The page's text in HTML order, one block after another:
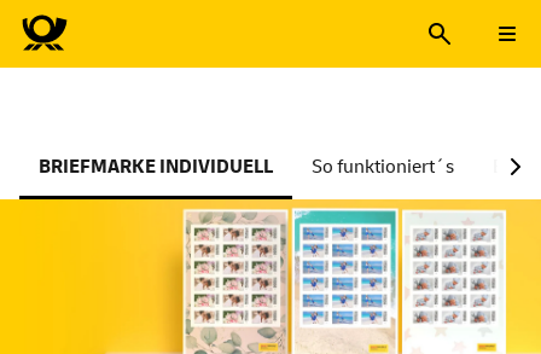
BRIEFMARKE INDIVIDUELL So funktioniert´s